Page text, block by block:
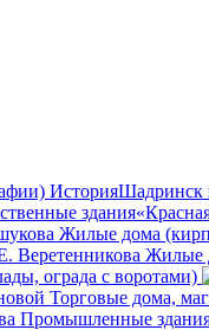
ИсторияШадринск
здания
Жилые дома
Жилые
ограда с воротами)
Торговые дома,
Промышленные